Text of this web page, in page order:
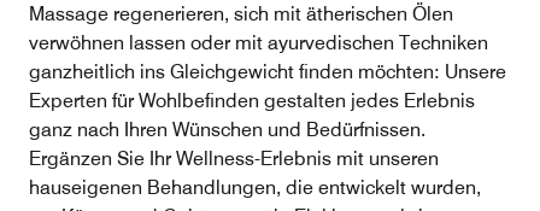
Massage regenerieren, sich mit ätherischen Ölen
verwöhnen lassen oder mit ayurvedischen Techniken
ganzheitlich ins Gleichgewicht finden möchten: Unsere
Experten für Wohlbefinden gestalten jedes Erlebnis
ganz nach Ihren Wünschen und Bedürfnissen.
Ergänzen Sie Ihr Wellness-Erlebnis mit unseren
hauseigenen Behandlungen, die entwickelt wurden,